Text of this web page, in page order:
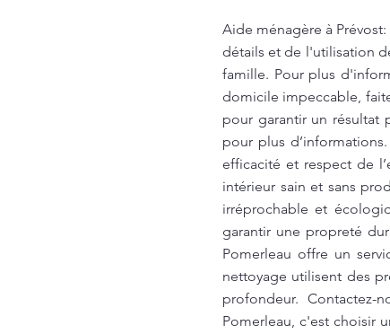
Aide ménagère à
détails et de l'utilisation
famille. Pour plus
domicile impeccable,
pour garantir un résultat
pour plus
efficacité et respect de
intérieur sain et sans
irréprochable et
garantir une propreté
Pomerleau offre un
nettoyage utilisent des
profondeur. Contactez-
Pomerleau, c'est choisir